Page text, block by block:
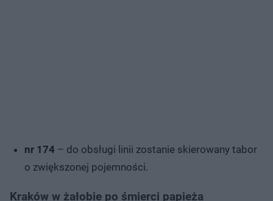
nr 174 – do obsługi linii zostanie skierowany tabor
o zwiększonej pojemności.
Kraków w żałobie po śmierci papieża